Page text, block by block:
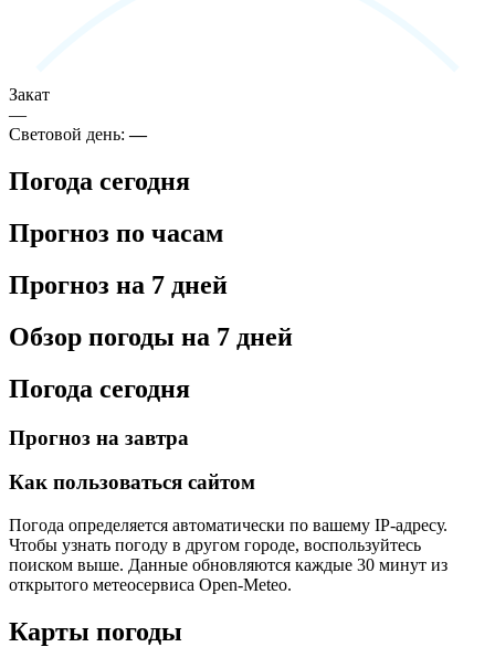
Закат
—
Световой день:—
Погода сегодня
Прогноз по часам
Прогноз на 7 дней
Обзор погоды на 7 дней
Погода сегодня
Прогноз на завтра
Как пользоваться сайтом
Погода определяется автоматически по вашему IP-адресу.
Чтобы узнать погоду в другом городе, воспользуйтесь
поиском выше. Данные обновляются каждые 30 минут из
открытого метеосервиса Open-Meteo.
Карты погоды